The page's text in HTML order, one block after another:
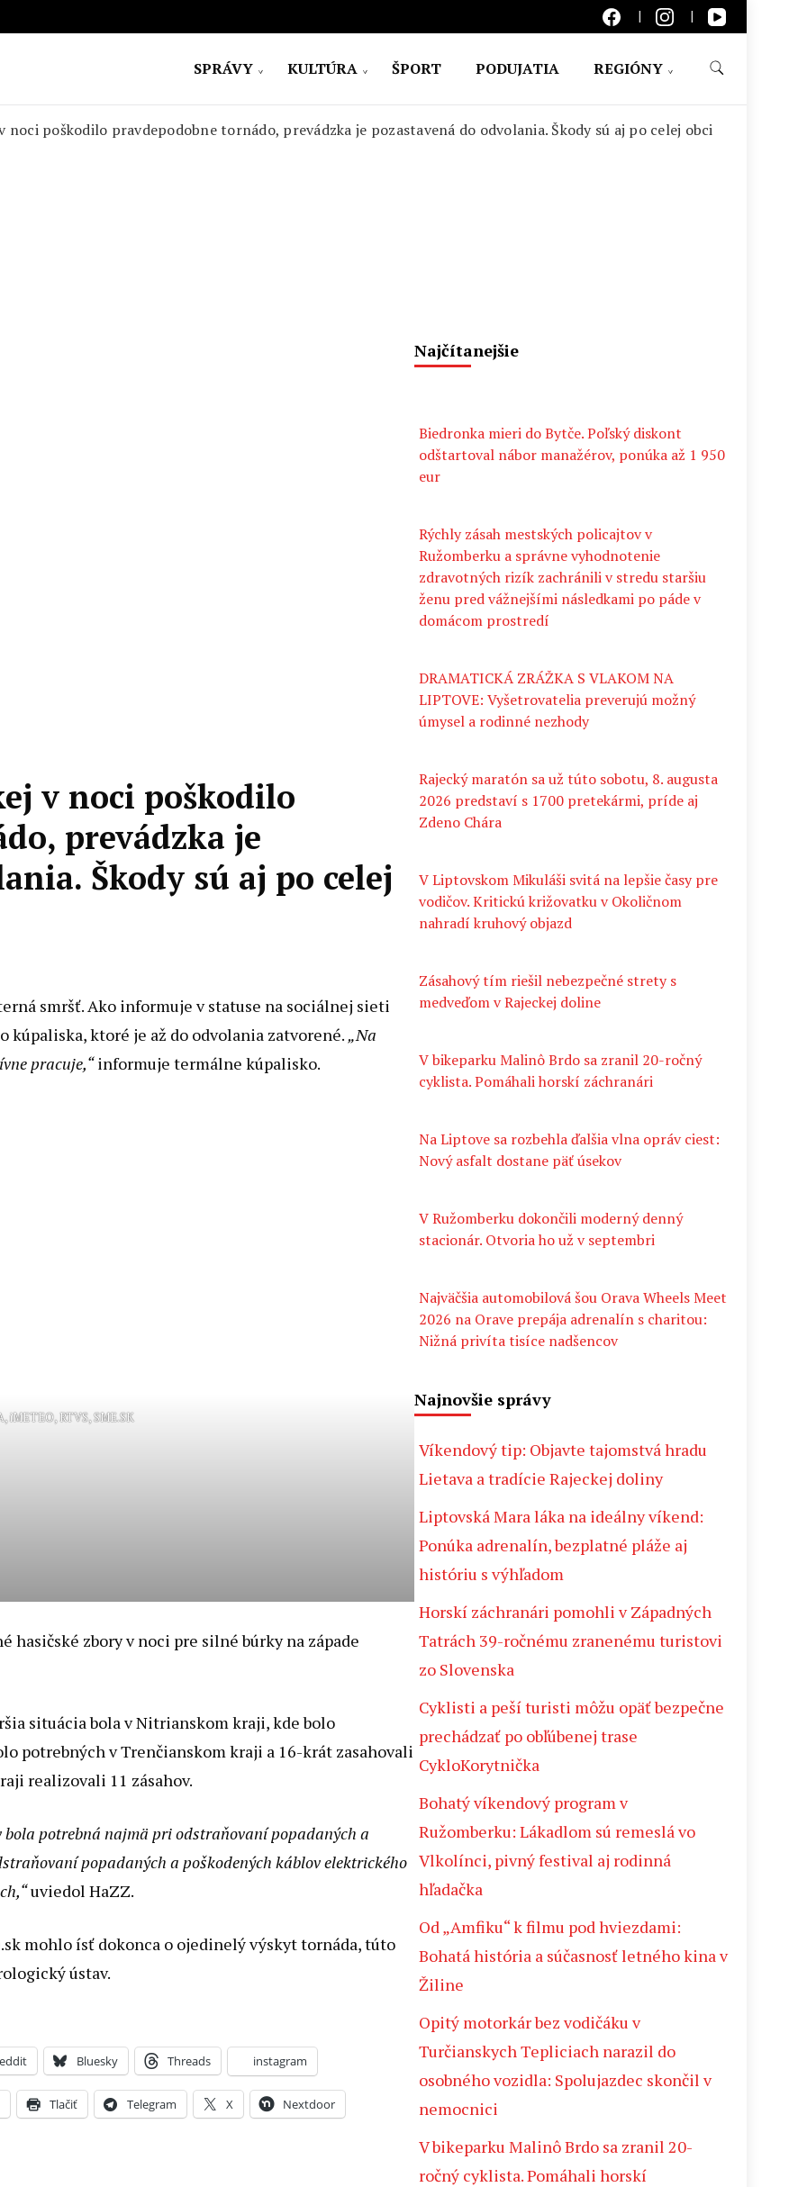
SPRÁVY KULTÚRA ŠPORT PODUJATIA REGIÓNY
noci poškodilo pravdepodobne tornádo, prevádzka je pozastavená do odvolania. Škody sú aj po celej obci
v noci poškodilo
prevádzka je
Škody sú aj po celej
smršť. Ako informuje v statuse na sociálnej sieti
kúpaliska, ktoré je až do odvolania zatvorené.„Na
pracuje,“informuje termálne kúpalisko.
iMETEO, RTVS, SME.SK
hasičské zbory v noci pre silné búrky na západe
situácia bola v Nitrianskom kraji, kde bolo
potrebných v Trenčianskom kraji a 16-krát zasahovali
realizovali 11 zásahov.
potrebná najmä pri odstraňovaní popadaných a
popadaných a poškodených káblov elektrického
uviedol HaZZ.
mohlo ísť dokonca o ojedinelý výskyt tornáda, túto
ústav.
Bluesky Threads instagram
Tlačiť Telegram X Nextdoor
Najčítanejšie
Biedronka mieri do Bytče. Poľský diskont
odštartoval nábor manažérov, ponúka až 1 950
eur
Rýchly zásah mestských policajtov v
Ružomberku a správne vyhodnotenie
zdravotných rizík zachránili v stredu staršiu
ženu pred vážnejšími následkami po páde v
domácom prostredí
DRAMATICKÁ ZRÁŽKA S VLAKOM NA
LIPTOVE: Vyšetrovatelia preverujú možný
úmysel a rodinné nezhody
Rajecký maratón sa už túto sobotu, 8. augusta
2026 predstaví s 1700 pretekármi, príde aj
Zdeno Chára
V Liptovskom Mikuláši svitá na lepšie časy pre
vodičov. Kritickú križovatku v Okoličnom
nahradí kruhový objazd
Zásahový tím riešil nebezpečné strety s
medveďom v Rajeckej doline
V bikeparku Malinô Brdo sa zranil 20-ročný
cyklista. Pomáhali horskí záchranári
Na Liptove sa rozbehla ďalšia vlna opráv ciest:
Nový asfalt dostane päť úsekov
V Ružomberku dokončili moderný denný
stacionár. Otvoria ho už v septembri
Najväčšia automobilová šou Orava Wheels Meet
2026 na Orave prepája adrenalín s charitou:
Nižná privíta tisíce nadšencov
Najnovšie správy
Víkendový tip: Objavte tajomstvá hradu
Lietava a tradície Rajeckej doliny
Liptovská Mara láka na ideálny víkend:
Ponúka adrenalín, bezplatné pláže aj
históriu s výhľadom
Horskí záchranári pomohli v Západných
Tatrách 39-ročnému zranenému turistovi
zo Slovenska
Cyklisti a peší turisti môžu opäť bezpečne
prechádzať po obľúbenej trase
CykloKorytnička
Bohatý víkendový program v
Ružomberku: Lákadlom sú remeslá vo
Vlkolínci, pivný festival aj rodinná
hľadačka
Od „Amfiku“ k filmu pod hviezdami:
Bohatá história a súčasnosť letného kina v
Žiline
Opitý motorkár bez vodičáku v
Turčianskych Tepliciach narazil do
osobného vozidla: Spolujazdec skončil v
nemocnici
V bikeparku Malinô Brdo sa zranil 20-
ročný cyklista. Pomáhali horskí